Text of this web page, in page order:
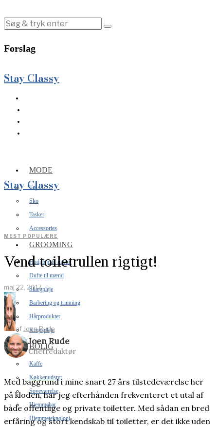
Forslag
Stay Classy
MODE
Tøj
Sko
Tasker
Accessories
GROOMING
Hudpleje til mænd
Dufte til mænd
Skægpleje
Barbering og trimning
Hårprodukter
Kropspleje
BOLIG
Kaffe
Køkkenudstyr
Soveværelse
Hjemmebar
Hjemmeteknologi
Stay Classy
MEST POPULÆRE
Vend toiletrullen rigtigt!
maj 22, 2017
afJoen Rude
Joen Rude
Chefredaktør
Med baggrund i mine snart 27 års tilstedeværelse her
på kloden, har jeg efterhånden frekventeret et utal af
både offentlige og private toiletter. Med sådan en bred
erfaring og stort kendskab til toiletter, er det ikke uden